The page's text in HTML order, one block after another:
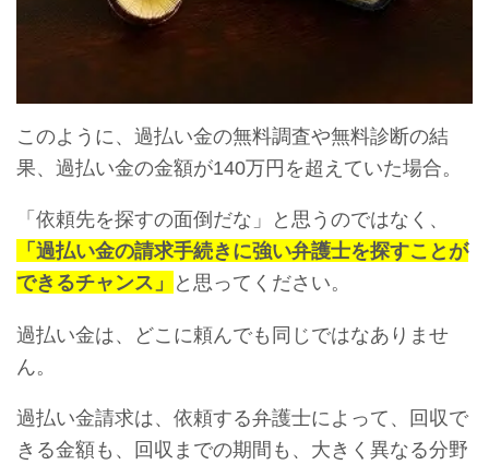
このように、過払い金の無料調査や無料診断の結
果、過払い金の金額が140万円を超えていた場合。
「依頼先を探すの面倒だな」と思うのではなく、
「過払い金の請求手続きに強い弁護士を探すことが
できるチャンス」
と思ってください。
過払い金は、どこに頼んでも同じではなありませ
ん。
過払い金請求は、依頼する弁護士によって、回収で
きる金額も、回収までの期間も、大きく異なる分野